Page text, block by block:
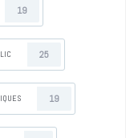
19
25
19